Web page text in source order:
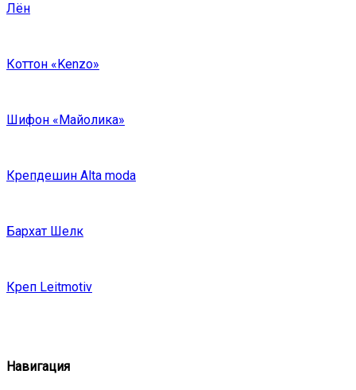
Лён
Коттон «Kenzo»
Шифон «Майолика»
Крепдешин Alta moda
Бархат Шелк
Креп Leitmotiv
Навигация